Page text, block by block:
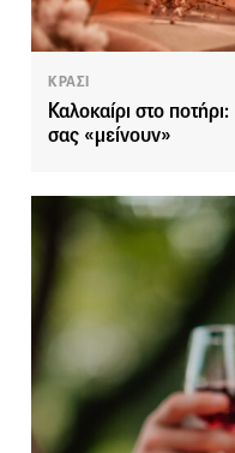
ΚΡΑΣΙ
Καλοκαίρι στο
σας «μείνουν»